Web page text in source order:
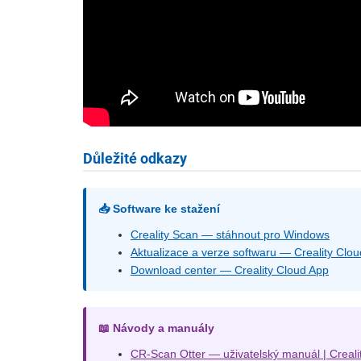
Důležité odkazy
📥 Software ke stažení
Creality Scan — stáhnout pro Windows
Aktualizace a verze softwaru — Creality
Download center — Creality Cloud App
📖 Návody a manuály
CR-Scan Otter — uživatelský manuál |